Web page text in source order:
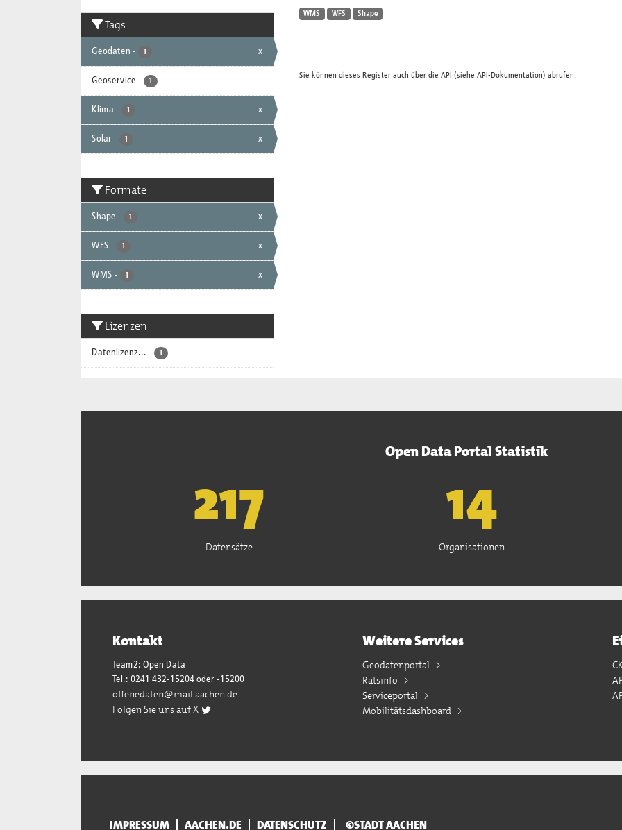
Tags
Geodaten - 1 x
Geoservice - 1
Klima - 1 x
Solar - 1 x
Formate
Shape - 1 x
WFS - 1 x
WMS - 1 x
Lizenzen
Datenlizenz... - 1
WMS WFS Shape
Sie können dieses Register auch über die API (siehe API-Dokumentation) abrufen.
Open Data Portal Statistik
221
Datensätze
15
Organisationen
Kontakt
Team2: Open Data
Tel.: 0241 432-15204 oder -15200
offenedaten@mail.aachen.de
Folgen Sie uns auf X
Weitere Services
Geodatenportal
Ratsinfo
Serviceportal
Mobilitätsdashboard
IMPRESSUM AACHEN.DE DATENSCHUTZ ©STADT AACHEN